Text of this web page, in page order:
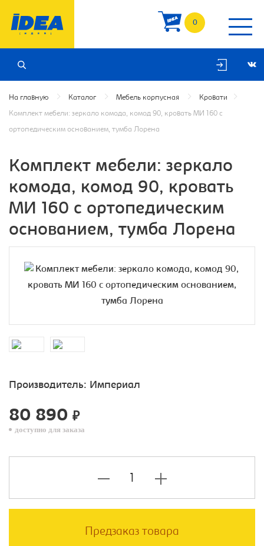
0
На главную Каталог Мебель корпусная Кровати
Комплект мебели: зеркало комода, комод 90, кровать МИ 160 с
ортопедическим основанием, тумба Лорена
Комплект мебели: зеркало
комода, комод 90, кровать
МИ 160 с ортопедическим
основанием, тумба Лорена
Производитель: Империал
80 890 ₽
доступно для заказа
Предзаказ товара